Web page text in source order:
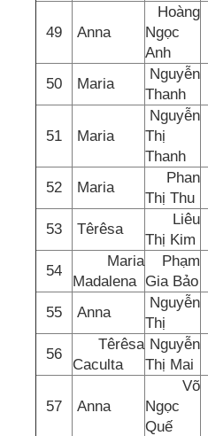
49 Anna
Hoàng
Ngọc
Anh
50 Maria
Nguyễn
Thanh
51 Maria
Nguyễn
Thị
Thanh
52 Maria
Phan
Thị Thu
53
Têrêsa
Liêu
Thị Kim
54
Maria
Madalena
Phạm
Gia Bảo
55 Anna
Nguyễn
Thị
56
Têrêsa
Caculta
Nguyễn
Thị Mai
57 Anna
Võ
Ngọc
Quế